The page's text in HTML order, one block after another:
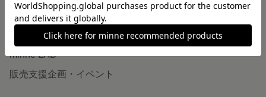
ダウンロード販売
minne PLUS
minne LAB
販売支援企画・イベント